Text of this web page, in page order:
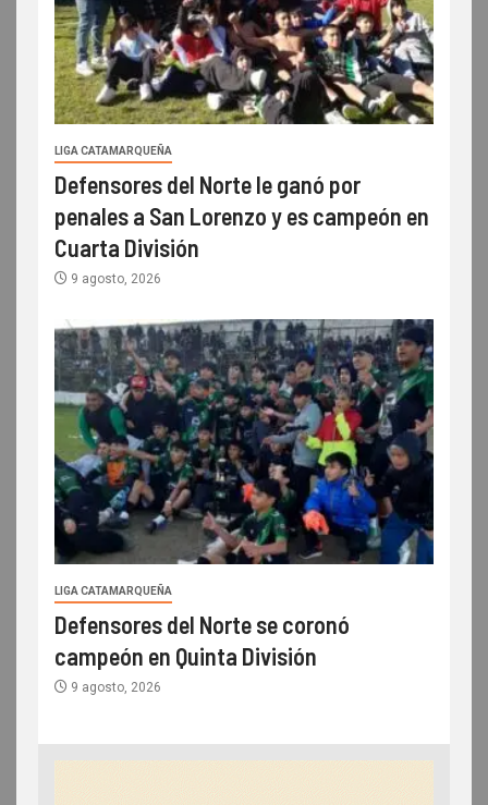
LIGA CATAMARQUEÑA
Defensores del Norte le ganó por
penales a San Lorenzo y es campeón en
Cuarta División
9 agosto, 2026
LIGA CATAMARQUEÑA
Defensores del Norte se coronó
campeón en Quinta División
9 agosto, 2026